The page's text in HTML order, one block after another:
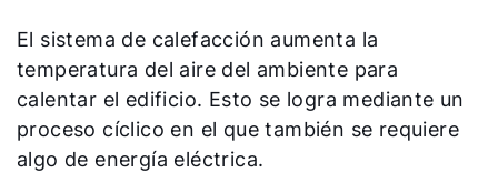
El sistema de calefacción aumenta la
temperatura del aire del ambiente para
calentar el edificio. Esto se logra mediante un
proceso cíclico en el que también se requiere
algo de energía eléctrica.